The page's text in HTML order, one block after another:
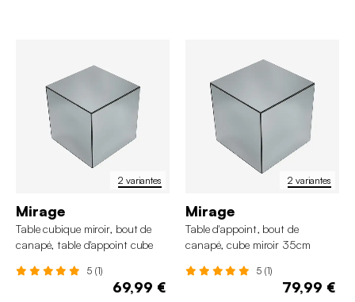
2 variantes
Mirage
Table cubique miroir, bout de
canapé, table d'appoint cube
5 (1)
69,99 €
2 variantes
Mirage
Table d'appoint, bout de
canapé, cube miroir 35cm
5 (1)
79,99 €